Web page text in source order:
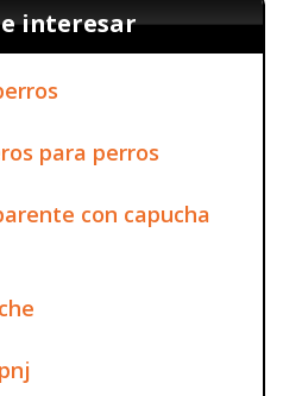
interesar
para perros
con capucha